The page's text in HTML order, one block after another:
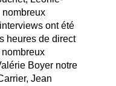
nombreux
ont été
heures de direct
nombreux
Boyer notre
Jean